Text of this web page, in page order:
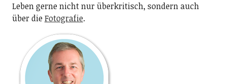
Leben gerne nicht nur überkritisch, sondern auch
über dieFotografie.